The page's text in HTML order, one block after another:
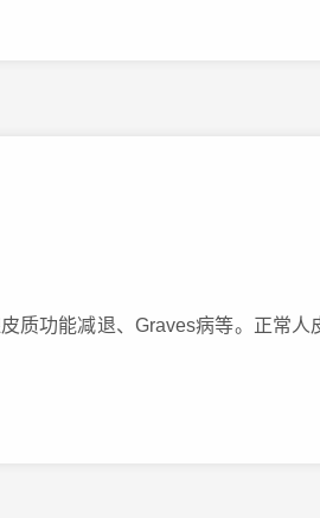
质功能减退、Graves病等。正常人